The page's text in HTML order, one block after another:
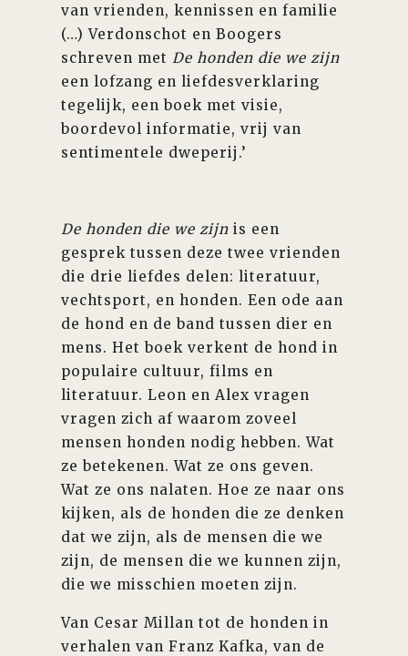
van vrienden, kennissen en familie
(…) Verdonschot en Boogers
schreven met De honden die we zijn
een lofzang en liefdesverklaring
tegelijk, een boek met visie,
boordevol informatie, vrij van
sentimentele dweperij.’
De honden die we zijn is een
gesprek tussen deze twee vrienden
die drie liefdes delen: literatuur,
vechtsport, en honden. Een ode aan
de hond en de band tussen dier en
mens. Het boek verkent de hond in
populaire cultuur, films en
literatuur. Leon en Alex vragen
vragen zich af waarom zoveel
mensen honden nodig hebben. Wat
ze betekenen. Wat ze ons geven.
Wat ze ons nalaten. Hoe ze naar ons
kijken, als de honden die ze denken
dat we zijn, als de mensen die we
zijn, de mensen die we kunnen zijn,
die we misschien moeten zijn.
Van Cesar Millan tot de honden in
verhalen van Franz Kafka, van de